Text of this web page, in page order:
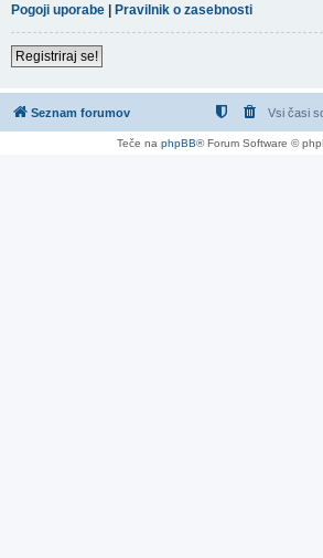
Pogoji uporabe | Pravilnik o zasebnosti
Registriraj se!
Seznam forumov Vsi časi
Teče na phpBB® Forum Software ©